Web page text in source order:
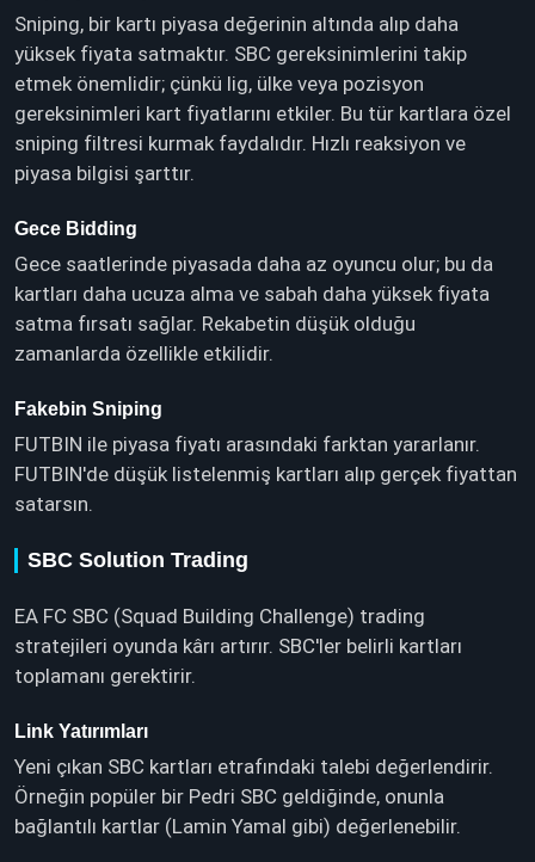
Sniping, bir kartı piyasa değerinin altında alıp daha
yüksek fiyata satmaktır. SBC gereksinimlerini takip
etmek önemlidir; çünkü lig, ülke veya pozisyon
gereksinimleri kart fiyatlarını etkiler. Bu tür kartlara özel
sniping filtresi kurmak faydalıdır. Hızlı reaksiyon ve
piyasa bilgisi şarttır.
Gece Bidding
Gece saatlerinde piyasada daha az oyuncu olur; bu da
kartları daha ucuza alma ve sabah daha yüksek fiyata
satma fırsatı sağlar. Rekabetin düşük olduğu
zamanlarda özellikle etkilidir.
Fakebin Sniping
FUTBIN ile piyasa fiyatı arasındaki farktan yararlanır.
FUTBIN'de düşük listelenmiş kartları alıp gerçek fiyattan
satarsın.
SBC Solution Trading
EA FC SBC (Squad Building Challenge) trading
stratejileri oyunda kârı artırır. SBC'ler belirli kartları
toplamanı gerektirir.
Link Yatırımları
Yeni çıkan SBC kartları etrafındaki talebi değerlendirir.
Örneğin popüler bir Pedri SBC geldiğinde, onunla
bağlantılı kartlar (Lamin Yamal gibi) değerlenebilir.